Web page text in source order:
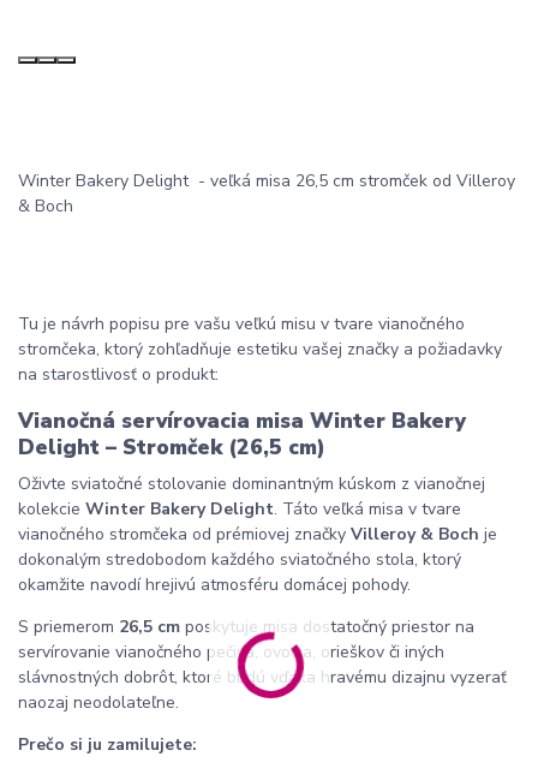
Winter Bakery Delight - veľká misa 26,5 cm stromček od Villeroy
& Boch
Tu je návrh popisu pre vašu veľkú misu v tvare vianočného
stromčeka, ktorý zohľadňuje estetiku vašej značky a požiadavky
na starostlivosť o produkt:
Vianočná servírovacia misa Winter Bakery
Delight – Stromček (26,5 cm)
Oživte sviatočné stolovanie dominantným kúskom z vianočnej
kolekcie Winter Bakery Delight. Táto veľká misa v tvare
vianočného stromčeka od prémiovej značky Villeroy & Boch je
dokonalým stredobodom každého sviatočného stola, ktorý
okamžite navodí hrejivú atmosféru domácej pohody.
S priemerom 26,5 cm poskytuje misa dostatočný priestor na
servírovanie vianočného pečiva, ovocia, orieškov či iných
slávnostných dobrôt, ktoré budú vďaka hravému dizajnu vyzerať
naozaj neodolateľne.
Prečo si ju zamilujete: